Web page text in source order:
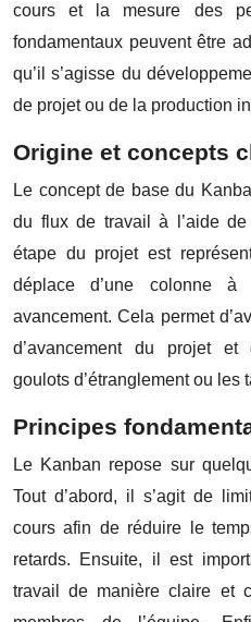
cours et la mesure des
fondamentaux peuvent être
qu’il s’agisse du
de projet ou de la production
Origine et concepts
Le concept de base du
du flux de travail à l’aide
étape du projet est
déplace d’une colonne à
avancement. Cela permet
d’avancement du projet
goulots d’étranglement ou les
Principes
Le Kanban repose sur
Tout d’abord, il s’agit de
cours afin de réduire le
retards. Ensuite, il est
travail de manière claire et